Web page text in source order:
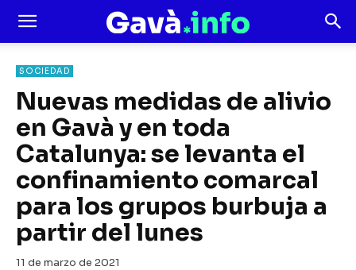
SOCIEDAD
Nuevas medidas de alivio
en Gavà y en toda
Catalunya: se levanta el
confinamiento comarcal
para los grupos burbuja a
partir del lunes
11 de marzo de 2021